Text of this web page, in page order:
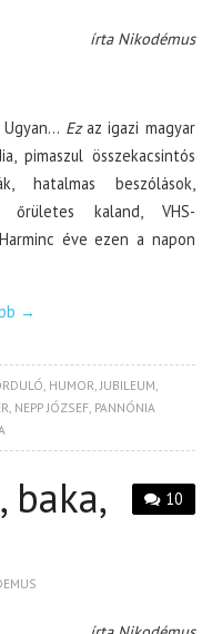
írta Nikodémus
Ugyan… Ezaz igazi magyar
pimaszul összekacsintós
hatalmas beszólások,
őrületes kaland, VHS-
éve ezen a napon
→
HUMOR JUBILEUM
NEPP JÓZSEF PANNÓNIA
10
baka,